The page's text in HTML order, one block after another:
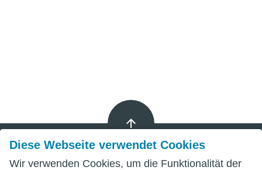
Diese Webseite verwendet Cookies
Wir verwenden Cookies, um die Funktionalität der